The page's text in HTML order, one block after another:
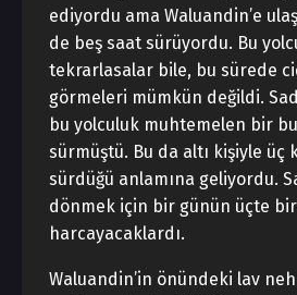
ediyordu ama Waluandin’e
de beş saat sürüyordu. Bu
tekrarlasalar bile, bu sürede
görmeleri mümkün değildi.
bu yolculuk muhtemelen bir
sürmüştü. Bu da altı kişiyle üç
sürdüğü anlamına geliyordu.
dönmek için bir günün üçte
harcayacaklardı.
Waluandin’in önündeki lav